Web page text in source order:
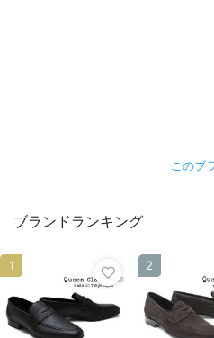
このブ
ブランドランキング
1 2